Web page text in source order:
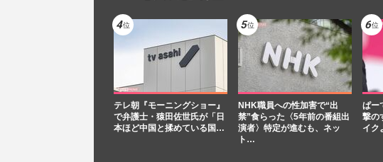
テレ朝『モーニングショー』
で弁護士・猿田佐世氏が「日
本ほど中国と揉めている国…
NHK職員への性加害で“出
禁”食らった〈5年前の番組出
演者〉特定が進むも、ネッ
ト…
ぱー
撃の
イク